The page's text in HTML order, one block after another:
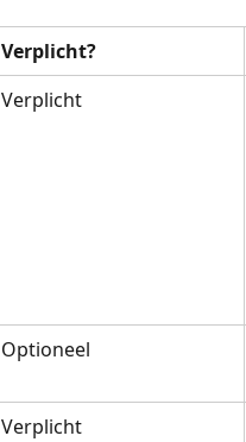
Verplicht?
Verplicht
Optioneel
Verplicht